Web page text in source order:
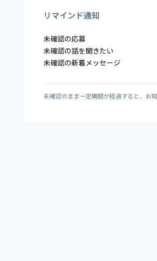
リマインド通知
未確認の応募
未確認の話を聞きたい
未確認の新着メッセージ
未確認のまま一定期間が経過すると、お